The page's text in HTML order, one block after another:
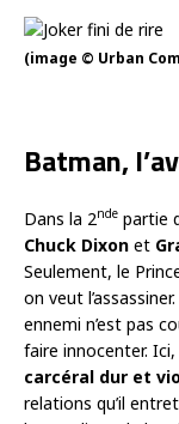
(image © Urban
Batman,
Dans la 2nde partie
Chuck Dixon et
Seulement, le
on veut
ennemi n’est pas
faire innocenter.
carcéral dur et
relations qu’il